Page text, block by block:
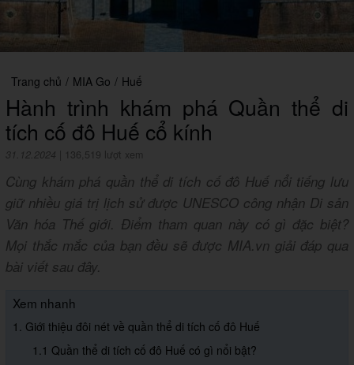
Trang chủ / MIA Go / Huế
Hành trình khám phá Quần thể di
tích cố đô Huế cổ kính
31.12.2024 136,519 lượt xem
Cùng khám phá quần thể di tích cố đô Huế nổi tiếng lưu
giữ nhiều giá trị lịch sử được UNESCO công nhận Di sản
Văn hóa Thế giới. Điểm tham quan này có gì đặc biệt?
Mọi thắc mắc của bạn đều sẽ được MIA.vn giải đáp qua
bài viết sau đây.
Xem nhanh
1. Giới thiệu đôi nét về quần thể di tích cố đô Huế
1.1 Quần thể di tích cố đô Huế có gì nổi bật?